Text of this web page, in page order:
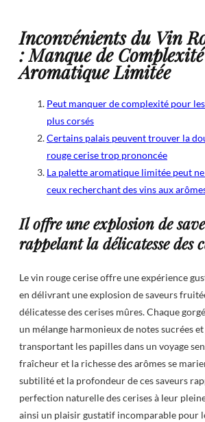
Inconvénients du Vin
: Manque de
Aromatique Limitée
Peut manquer de complexité pour
plus corsés
Certains palais peuvent trouver la
rouge cerise trop prononcée
La palette aromatique limitée peut
ceux recherchant des vins aux
Il offre une explosion de
rappelant la délicatesse des
Le vin rouge cerise offre une expérience
en délivrant une explosion de saveurs
délicatesse des cerises mûres. Chaque
un mélange harmonieux de notes sucrées
transportant les papilles dans un voyage
fraîcheur et la richesse des arômes se
subtilité et la profondeur de ces saveurs
perfection naturelle des cerises à leur
ainsi un plaisir gustatif incomparable pour